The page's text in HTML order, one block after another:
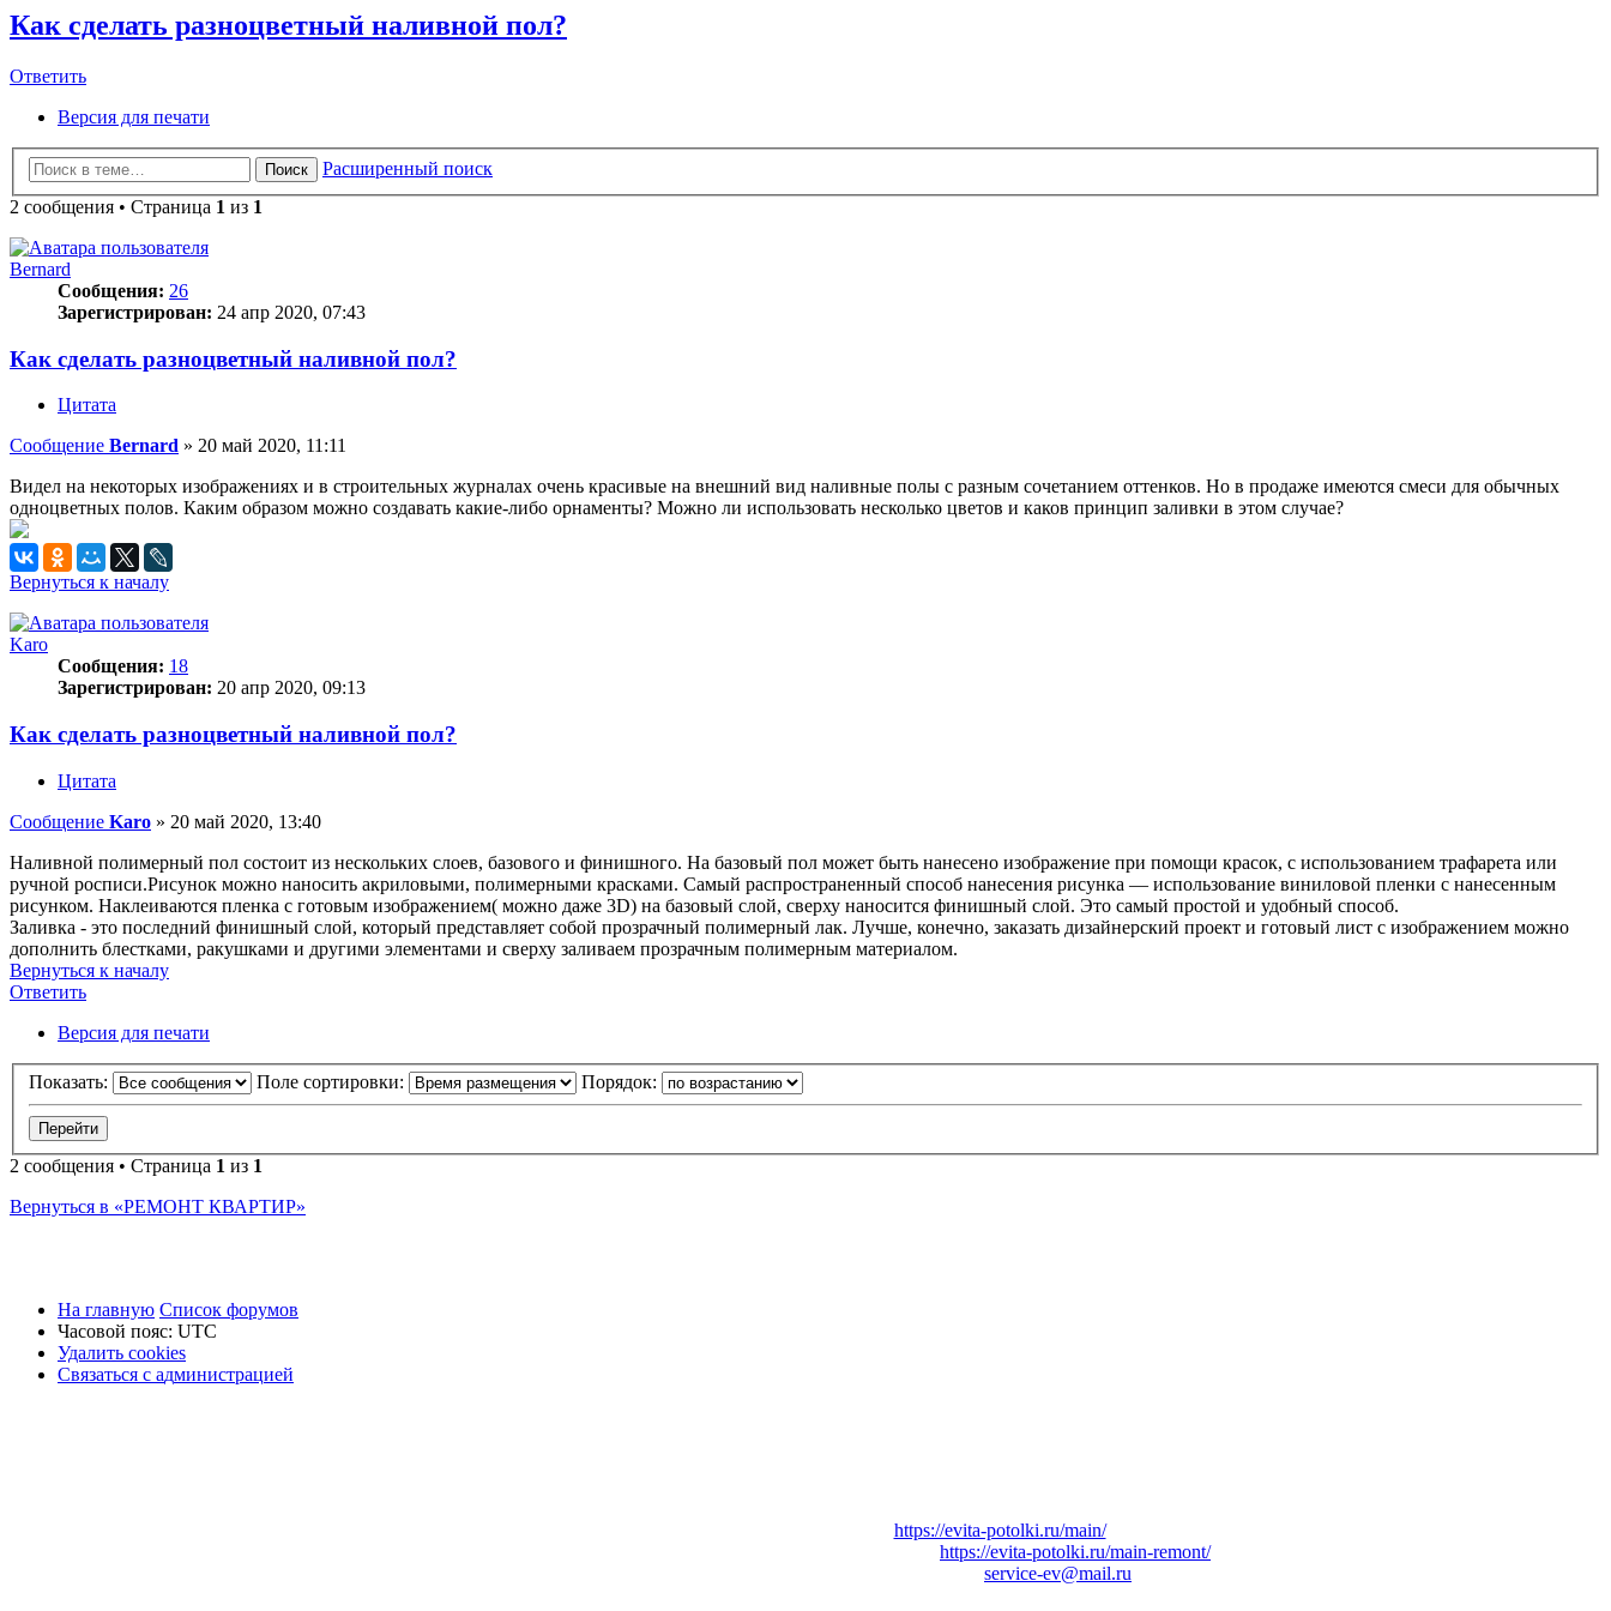
Как сделать разноцветный наливной пол?
Ответить
Ответить
Версия для печати
Поиск
Расширенный поиск
2 сообщения • Страница 1 из 1
Bernard
Сообщения: 26
Зарегистрирован: 24 апр 2020, 07:43
Как сделать разноцветный наливной пол?
Цитата
Сообщение Bernard » 20 май 2020, 11:11
Видел на некоторых изображениях и в строительных журналах очень красивые на внешний вид наливные полы с разным сочетанием оттенков. Но в продаже имеются смеси для обычных
одноцветных полов. Каким образом можно создавать какие-либо орнаменты? Можно ли использовать несколько цветов и каков принцип заливки в этом случае?
Вернуться к началу
Karo
Сообщения: 18
Зарегистрирован: 20 апр 2020, 09:13
Как сделать разноцветный наливной пол?
Цитата
Сообщение Karo » 20 май 2020, 13:40
Наливной полимерный пол состоит из нескольких слоев, базового и финишного. На базовый пол может быть нанесено изображение при помощи красок, с использованием трафарета или
ручной росписи.Рисунок можно наносить акриловыми, полимерными красками. Самый распространенный способ нанесения рисунка — использование виниловой пленки с нанесенным
рисунком. Наклеиваются пленка с готовым изображением( можно даже 3D) на базовый слой, сверху наносится финишный слой. Это самый простой и удобный способ.
Заливка - это последний финишный слой, который представляет собой прозрачный полимерный лак. Лучше, конечно, заказать дизайнерский проект и готовый лист с изображением можно
дополнить блестками, ракушками и другими элементами и сверху заливаем прозрачным полимерным материалом.
Вернуться к началу
Ответить
Ответить
Версия для печати
Показать: Поле сортировки: Порядок:
2 сообщения • Страница 1 из 1
Вернуться в «РЕМОНТ КВАРТИР»
На главную Список форумов
Часовой пояс: UTC
Удалить cookies
Связаться
Связаться с администрацией
https://evita-potolki.ru/main/
https://evita-potolki.ru/main-remont/
service-ev@mail.ru